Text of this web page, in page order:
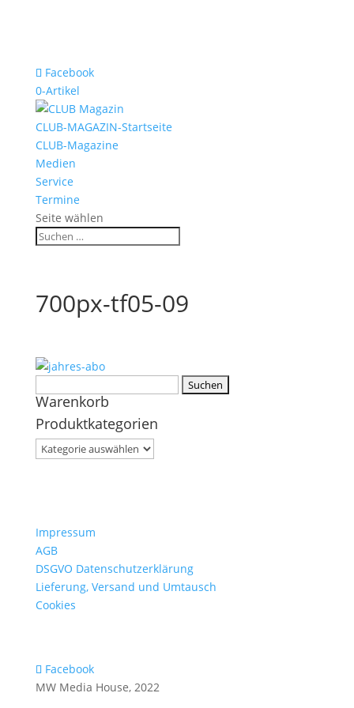
Facebook
0-Artikel
CLUB-MAGAZIN-Startseite
CLUB-Magazine
Medien
Service
Termine
Seite wählen
700px-tf05-09
nach:
Warenkorb
Produktkategorien
Impressum
AGB
DSGVO Datenschutzerklärung
Lieferung, Versand und Umtausch
Cookies
Facebook
MW Media House, 2022